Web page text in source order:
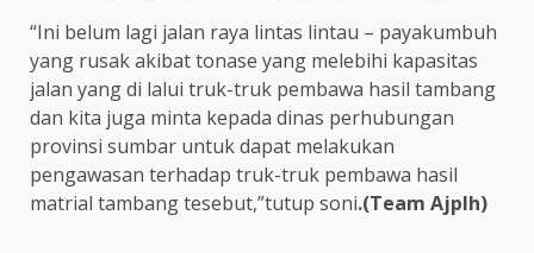
“Ini belum lagi jalan raya lintas lintau – payakumbuh
yang rusak akibat tonase yang melebihi kapasitas
jalan yang di lalui truk-truk pembawa hasil tambang
dan kita juga minta kepada dinas perhubungan
provinsi sumbar untuk dapat melakukan
pengawasan terhadap truk-truk pembawa hasil
matrial tambang tesebut,”tutup soni.(Team Ajplh)